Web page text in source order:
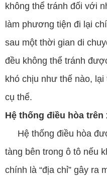
không thể tránh đối với
làm phương tiện đi lại
sau một thời gian di
đều không thể tránh
khó chịu như thế nào,
cụ thể.
Hệ thống điều hòa trên
Hệ thống điều hòa
tàng bên trong ô tô nếu
chính là “địa chỉ” gây ra